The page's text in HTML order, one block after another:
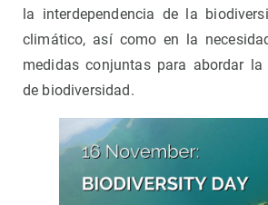
la interdependencia de la
climático, así como en la
medidas conjuntas para abordar
de biodiversidad.